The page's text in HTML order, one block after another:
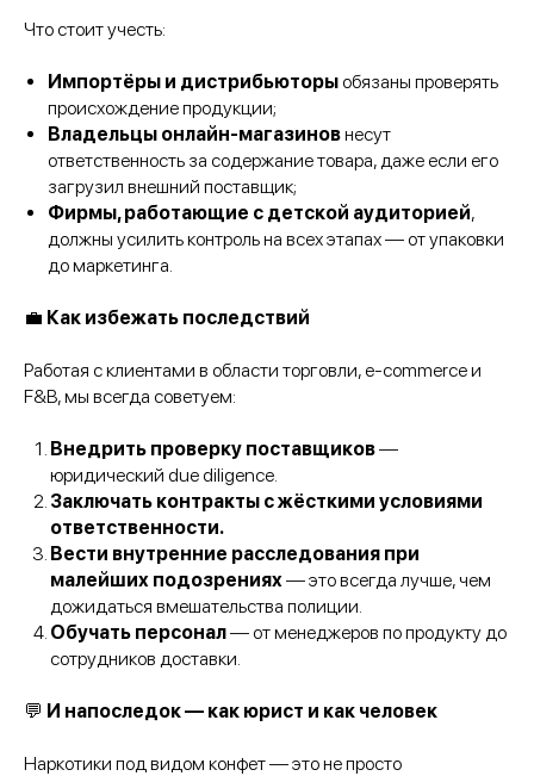
Что стоит учесть:
Импортёры и дистрибьюторы обязаны проверять
происхождение продукции;
Владельцы онлайн-магазиновнесут
ответственность за содержание товара, даже если его
загрузил внешний поставщик;
Фирмы, работающие с детской аудиторией,
должны усилить контроль на всех этапах — от упаковки
до маркетинга.
💼 Как избежать последствий
Работая с клиентами в области торговли, e-commerce и
F&B, мы всегда советуем:
Внедрить проверку поставщиков—
юридический due diligence.
Заключать контракты с жёсткими условиями
ответственности.
Вести внутренние расследования при
малейших подозрениях— это всегда лучше, чем
дожидаться вмешательства полиции.
Обучать персонал— от менеджеров по продукту до
сотрудников доставки.
💬 И напоследок — как юрист и как человек
Наркотики под видом конфет — это не просто